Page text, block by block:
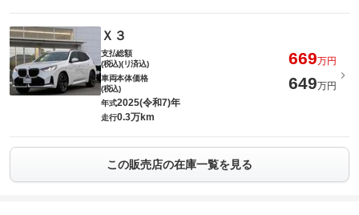
Ｘ３
支払総額
(税込)(リ済込)
669万円
車両本体価格
(税込)
649万円
年式2025(令和7)年
走行0.3万km
この販売店の在庫一覧を見る